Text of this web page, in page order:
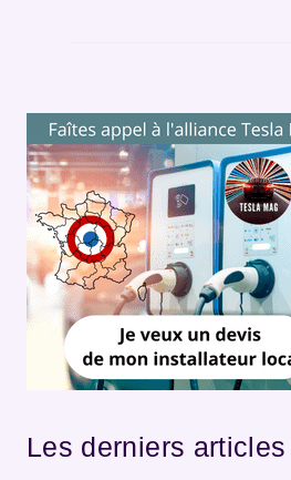
Les derniers articles